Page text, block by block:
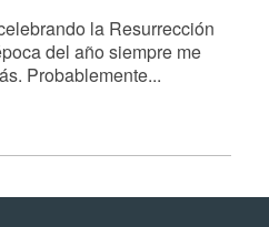
la Resurrección
del año siempre me
Probablemente...